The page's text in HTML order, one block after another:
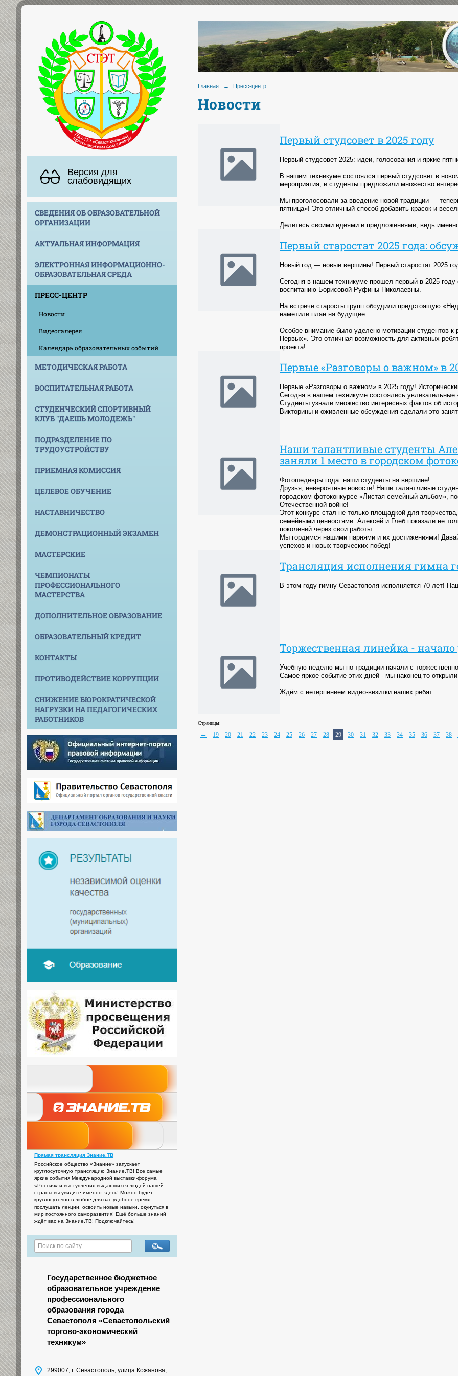
Версия для
слабовидящих
СВЕДЕНИЯ ОБ ОБРАЗОВАТЕЛЬНОЙ
ОРГАНИЗАЦИИ
АКТУАЛЬНАЯ ИНФОРМАЦИЯ
ЭЛЕКТРОННАЯ ИНФОРМАЦИОННО-
ОБРАЗОВАТЕЛЬНАЯ СРЕДА
ПРЕСС-ЦЕНТР
Новости
Видеогалерея
Календарь образовательных событий
МЕТОДИЧЕСКАЯ РАБОТА
ВОСПИТАТЕЛЬНАЯ РАБОТА
СТУДЕНЧЕСКИЙ СПОРТИВНЫЙ
КЛУБ "ДАЕШЬ МОЛОДЕЖЬ"
ПОДРАЗДЕЛЕНИЕ ПО
ТРУДОУСТРОЙСТВУ
ПРИЕМНАЯ КОМИССИЯ
ЦЕЛЕВОЕ ОБУЧЕНИЕ
НАСТАВНИЧЕСТВО
ДЕМОНСТРАЦИОННЫЙ ЭКЗАМЕН
МАСТЕРСКИЕ
ЧЕМПИОНАТЫ
ПРОФЕССИОНАЛЬНОГО
МАСТЕРСТВА
ДОПОЛНИТЕЛЬНОЕ ОБРАЗОВАНИЕ
ОБРАЗОВАТЕЛЬНЫЙ КРЕДИТ
КОНТАКТЫ
ПРОТИВОДЕЙСТВИЕ КОРРУПЦИИ
СНИЖЕНИЕ БЮРОКРАТИЧЕСКОЙ
НАГРУЗКИ НА ПЕДАГОГИЧЕСКИХ
РАБОТНИКОВ
Прямая трансляция Знание.ТВ
Российское общество «Знание» запускает
круглосуточную трансляцию Знание.ТВ! Все самые
яркие события Международной выставки-форума
«Россия» и выступления выдающихся людей нашей
страны вы увидите именно здесь! Можно будет
круглосуточно в любое для вас удобное время
послушать лекции, освоить новые навыки, окунуться в
мир постоянного саморазвития! Ещё больше знаний
ждёт вас на Знание.ТВ! Подключайтесь!
Государственное бюджетное
образовательное учреждение
профессионального
образования города
Севастополя «Севастопольский
торгово-экономический
техникум»
299007, г. Севастополь, улица Кожанова,
Главная → Пресс-центр
Новости
Первый студсовет в 2025 году
Первый студсовет 2025: идеи, голосования и яркие
В нашем техникуме состоялся первый студсовет в
мероприятия, и студенты предложили множество
Мы проголосовали за введение новой традиции —
пятница»! Это отличный способ добавить красок и
Делитесь своими идеями и предложениями, ведь
Первый старостат 2025 года:
Новый год — новые вершины! Первый старостат 2025
Сегодня в нашем техникуме прошел первый в 2025 году
воспитанию Борисовой Руфины Николаевны.
На встрече старосты групп обсудили предстоящую
наметили план на будущее.
Особое внимание было уделено мотивации студентов к
Первых». Это отличная возможность для активных
проекта!
Первые «Разговоры о важном» в
Первые «Разговоры о важном» в 2025 году!
Сегодня в нашем техникуме состоялись
Студенты узнали множество интересных фактов об
Викторины и оживленные обсуждения сделали это
Наши талантливые студенты
заняли 1 место в городском
Фотошедевры года: наши студенты на вершине!
Друзья, невероятные новости! Наши талантливые
городском фотоконкурсе «Листая семейный альбом»,
Отечественной войне!
Этот конкурс стал не только площадкой для
семейными ценностями. Алексей и Глеб показали не
поколений через свои работы.
Мы гордимся нашими парнями и их достижениями!
успехов и новых творческих побед!
Трансляция исполнения гимна
В этом году гимну Севастополя исполняется 70 лет!
Торжественная линейка -
Учебную неделю мы по традиции начали с
Самое яркое событие этих дней - мы наконец-то
Ждём с нетерпением видео-визитки наших ребят
Страницы:
← 19 20 21 22 23 24 25 26 27 28 29 30 31 32 33 34 35 36 37 38